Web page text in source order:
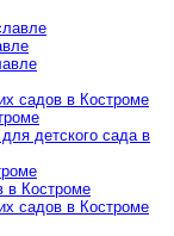
садов в Костроме
детского сада в
в Костроме
садов в Костроме